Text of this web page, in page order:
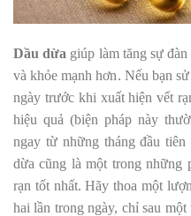
Dầu dừa giúp làm tăng sự
và khỏe mạnh hơn. Nếu bạn
ngày trước khi xuất hiện vết
hiệu quả (biện pháp này
ngay từ những tháng đầu
dừa cũng là một trong những
rạn tốt nhất. Hãy thoa một
hai lần trong ngày, chỉ sau